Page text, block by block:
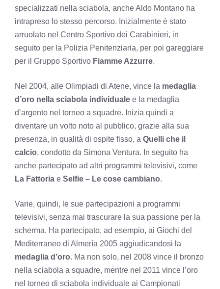
specializzati nella sciabola, anche Aldo Montano ha
intrapreso lo stesso percorso. Inizialmente è stato
arruolato nel Centro Sportivo dei Carabinieri, in
seguito per la Polizia Penitenziaria, per poi gareggiare
per il Gruppo Sportivo Fiamme Azzurre.
Nel 2004, alle Olimpiadi di Atene, vince la medaglia
d’oro nella sciabola individuale e la medaglia
d’argento nel torneo a squadre. Inizia quindi a
diventare un volto noto al pubblico, grazie alla sua
presenza, in qualità di ospite fisso, a Quelli che il
calcio, condotto da Simona Ventura. In seguito ha
anche partecipato ad altri programmi televisivi, come
La Fattoria e Selfie – Le cose cambiano.
Varie, quindi, le sue partecipazioni a programmi
televisivi, senza mai trascurare la sua passione per la
scherma. Ha partecipato, ad esempio, ai Giochi del
Mediterraneo di Almería 2005 aggiudicandosi la
medaglia d’oro. Ma non solo, nel 2008 vince il bronzo
nella sciabola a squadre, mentre nel 2011 vince l’oro
nel torneo di sciabola individuale ai Campionati